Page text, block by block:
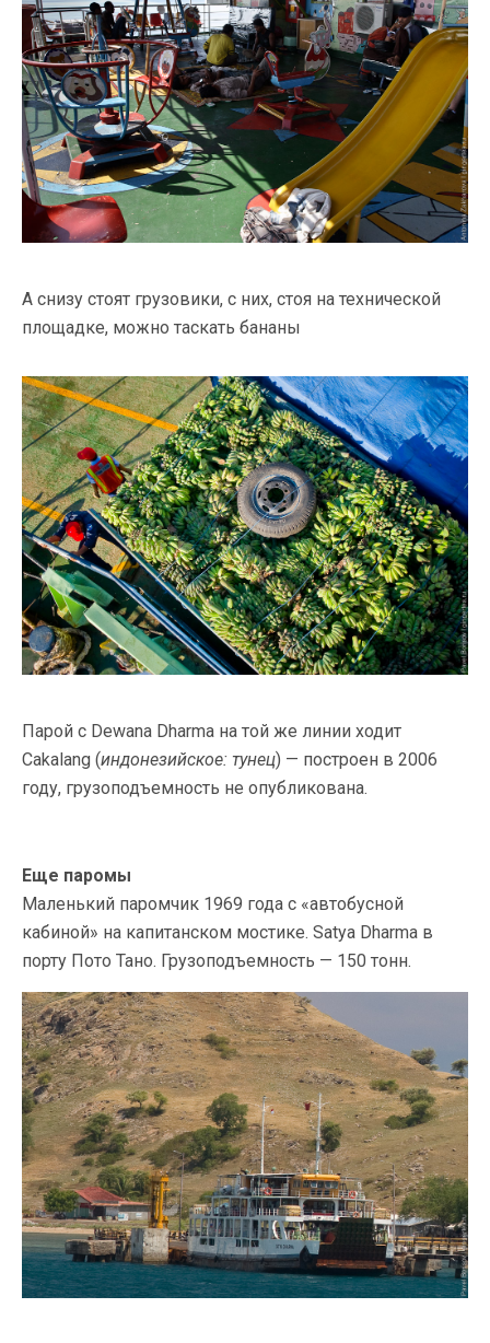
А снизу стоят грузовики, с них, стоя на технической
площадке, можно таскать бананы
Парой с Dewana Dharma на той же линии ходит
Cakalang (индонезийское: тунец) — построен в 2006
году, грузоподъемность не опубликована.
Еще паромы
Маленький паромчик 1969 года с «автобусной
кабиной» на капитанском мостике. Satya Dharma в
порту Пото Тано. Грузоподъемность — 150 тонн.